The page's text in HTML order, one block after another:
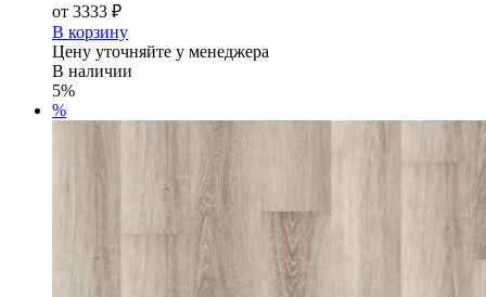
от 3333 ₽
В корзину
Цену уточняйте у менеджера
В наличии
5%
%